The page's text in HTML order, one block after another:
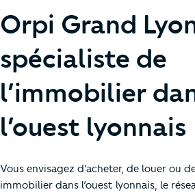
Orpi Grand
spécialiste de
l’immobilier
l’ouest lyonnais
Vous envisagez d’acheter, de louer ou
immobilier dans l’ouest lyonnais, le